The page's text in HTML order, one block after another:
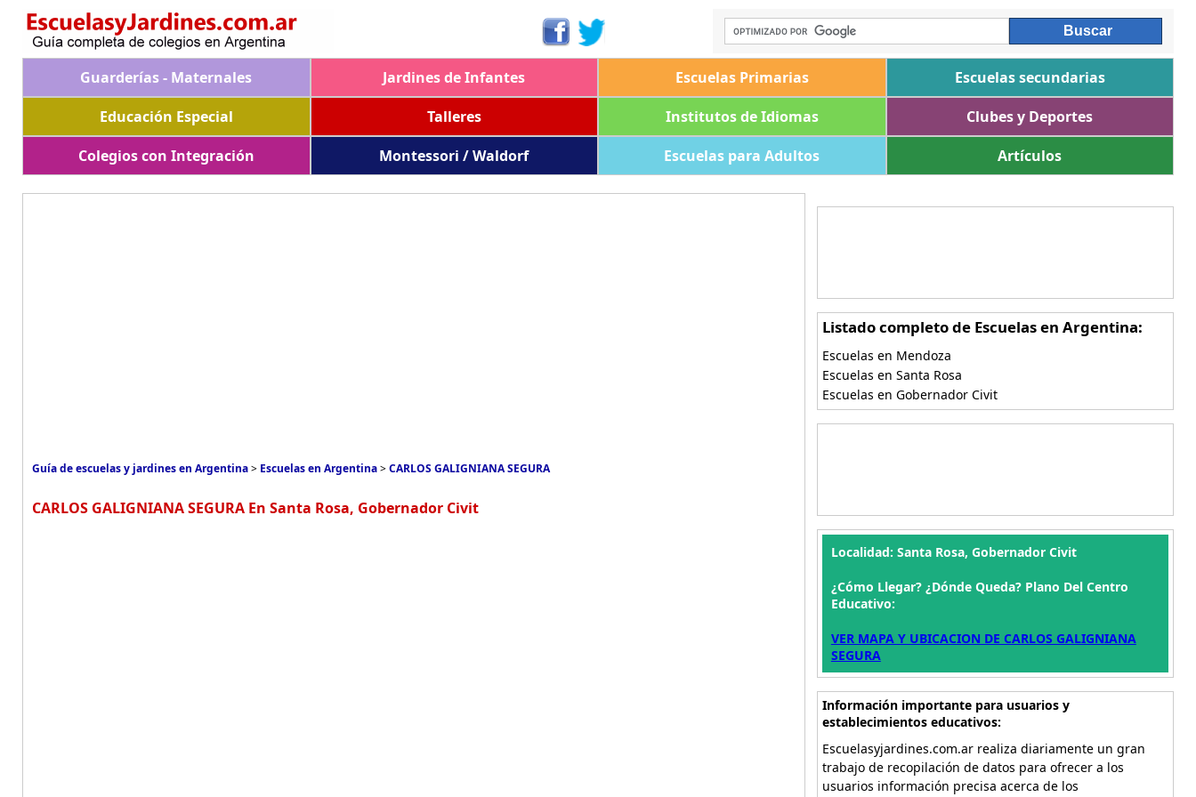
Guarderías - Maternales Jardines de Infantes Escuelas Primarias
Escuelas secundarias
Educación Especial
Talleres Institutos de Idiomas
Clubes y Deportes
Colegios con Integración
Montessori / Waldorf Escuelas para Adultos Artículos
Guía de escuelas y jardines en Argentina> Escuelas en Argentina>CARLOS GALIGNIANA SEGURA
CARLOS GALIGNIANA SEGURA En Santa Rosa, Gobernador Civit
Listado completo de Escuelas en Argentina:
Escuelas en Mendoza
Escuelas en Santa Rosa
Escuelas en Gobernador Civit
Localidad: Santa Rosa, Gobernador Civit
¿Cómo Llegar? ¿Dónde Queda? Plano Del Centro
Educativo:
VER MAPA Y UBICACION DE CARLOS GALIGNIANA
SEGURA
Información importante para usuarios y
establecimientos educativos:
Escuelasyjardines.com.ar realiza diariamente un gran
trabajo de recopilación de datos para ofrecer a los
usuarios información precisa acerca de los